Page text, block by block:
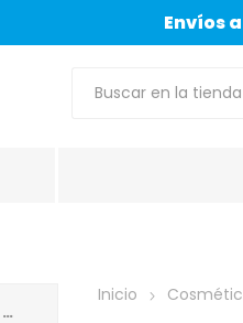
Envíos
Inicio
LIMPIAR TODO